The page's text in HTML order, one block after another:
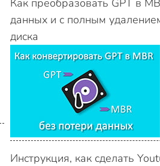
Как преобразовать GPT в
данных и с полным
диска
Инструкция, как сделать